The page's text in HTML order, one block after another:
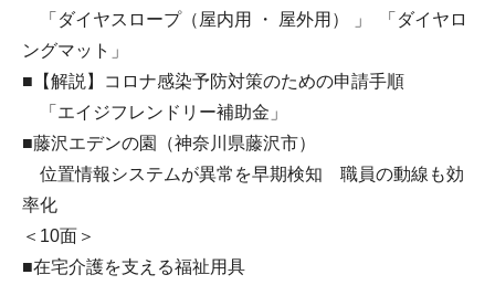
「ダイヤスロープ（屋内用 ・ 屋外用） 」 「ダイヤロ
ングマット」
■【解説】コロナ感染予防対策のための申請手順
「エイジフレンドリー補助金」
■藤沢エデンの園（神奈川県藤沢市）
位置情報システムが異常を早期検知 職員の動線も効
率化
＜10面＞
■在宅介護を支える福祉用具